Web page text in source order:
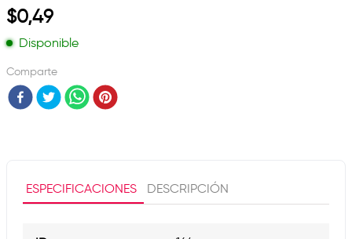
$0,49
Disponible
Comparte
ESPECIFICACIONES DESCRIPCIÓN